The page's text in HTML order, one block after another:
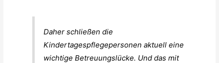
Daher schließen die
Kindertagespflegepersonen aktuell eine
wichtige Betreuungslücke. Und das mit